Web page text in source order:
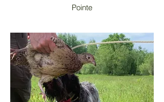
Pointe